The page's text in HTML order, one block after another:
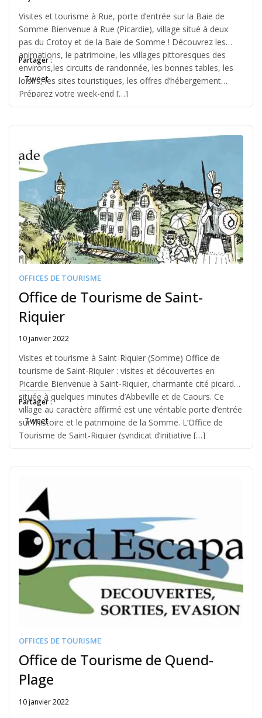
Jérémie
Visites et tourisme à Rue, porte d’entrée sur la Baie de
Somme Bienvenue à Rue (Picardie), village situé à deux
pas du Crotoy et de la Baie de Somme ! Découvrez les
animations, le patrimoine, les villages pittoresques des
environs,les circuits de randonnée, les bonnes tables, les
loisirs, les sites touristiques, les offres d’hébergement…
Préparez votre week-end […]
Partager :
Tweet
OFFICES DE TOURISME
Office de Tourisme de Saint-
Riquier
Written
Jérémie
10 janvier 2022
Visites et tourisme à Saint-Riquier (Somme) Office de
tourisme de Saint-Riquier : visites et découvertes en
Picardie Bienvenue à Saint-Riquier, charmante cité picarde
située à quelques minutes d’Abbeville et de Caours. Ce
village au caractère affirmé est une véritable porte d’entrée
sur l’histoire et le patrimoine de la Somme. L’Office de
Tourisme de Saint-Riquier (syndicat d’initiative […]
Partager :
Tweet
OFFICES DE TOURISME
Office de Tourisme de Quend-
Plage
Written
10 janvier 2022